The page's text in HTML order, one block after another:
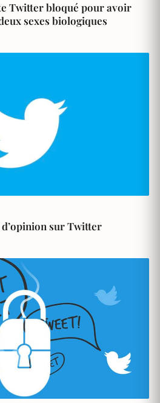
Twitter bloqué pour avoir
sexes biologiques
sur Twitter